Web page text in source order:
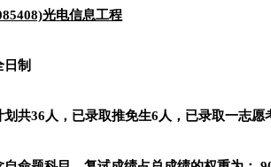
光电信息工程
制
划共36 人，已录取推免生6 人，已录取一志愿